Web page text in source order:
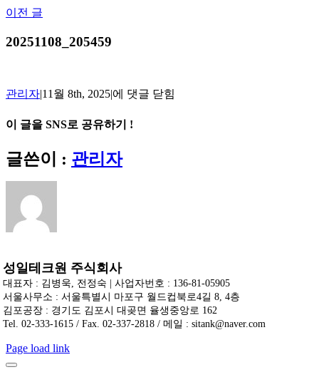
Skip
content
이전 글
20251108_205459
관리자|11월 8th, 2025|20251108_205459
에 댓글 닫힘
이 글을 SNS로 공유하기 !
Facebook
X
Reddit
LinkedIn
Tumblr
Pinterest
Vk
이
메
일
글쓴이 : 관리자
성일테크원 주식회사
대표자 : 김병욱, 전정숙 | 사업자번호 : 136-81-05905
서울사무소 : 서울특별시 마포구 월드컵북로4길 8, 4층
김포공장 : 경기도 김포시 대곶면 율생중앙로 162
Tel. 02-333-1615 / Fax. 02-337-2818 / 메일 : sitank@naver.com
Page load link